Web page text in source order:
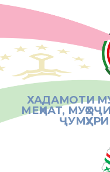
ХАДАМОТИ
МЕҲНАТ,